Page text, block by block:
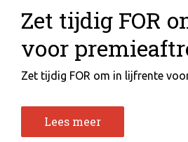
Zet tijdig FOR
voor
Zet tijdig FOR om in lijfrente
Lees meer